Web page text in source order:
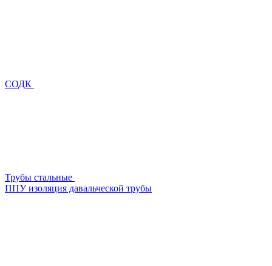
СОДК
Трубы стальные
ППУ изоляция давальческой трубы